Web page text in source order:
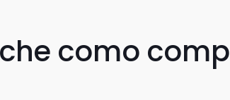
como